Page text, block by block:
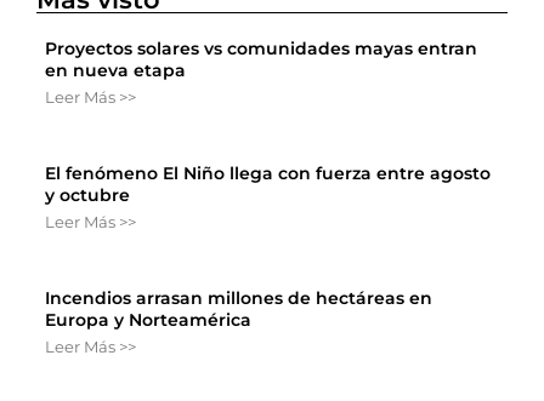
Proyectos solares vs comunidades mayas entran
en nueva etapa
Leer Más >>
El fenómeno El Niño llega con fuerza entre agosto
y octubre
Leer Más >>
Incendios arrasan millones de hectáreas en
Europa y Norteamérica
Leer Más >>